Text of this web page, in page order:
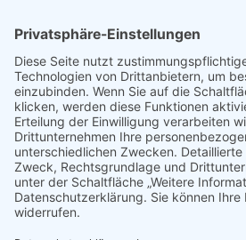
Ihnen gefällt unser Artikel?
Facebook
X Reddit